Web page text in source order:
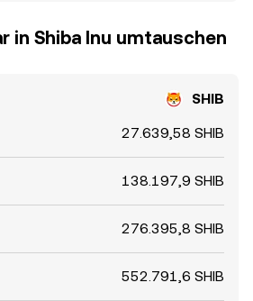
in Shiba Inu umtauschen
SHIB
27.639,58 SHIB
138.197,9 SHIB
276.395,8 SHIB
552.791,6 SHIB